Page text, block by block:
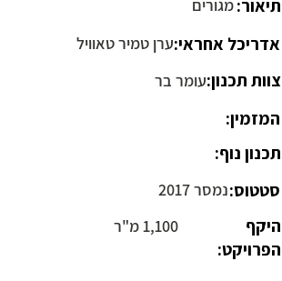
מגורים
ערן טמיר טאוויל
עומר בר
נמסר 2017
1,100 מ"ר
תיאור:
אדריכל אחראי:
צוות תכנון:
המזמין:
תכנון נוף:
סטטוס:
היקף
הפרויקט: